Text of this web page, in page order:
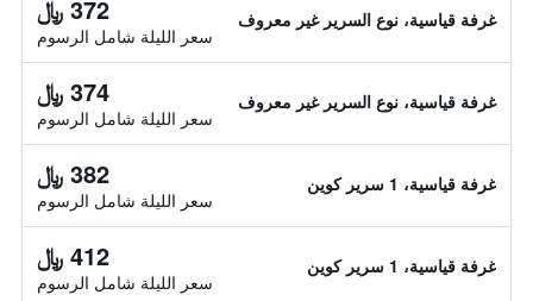
غرفة قياسية، نوع السرير غير معروف 372 ﷼
سعر الليلة شامل الرسوم
غرفة قياسية، نوع السرير غير معروف 374 ﷼
سعر الليلة شامل الرسوم
غرفة قياسية، 1 سرير كوين 382 ﷼
سعر الليلة شامل الرسوم
غرفة قياسية، 1 سرير كوين 412 ﷼
سعر الليلة شامل الرسوم